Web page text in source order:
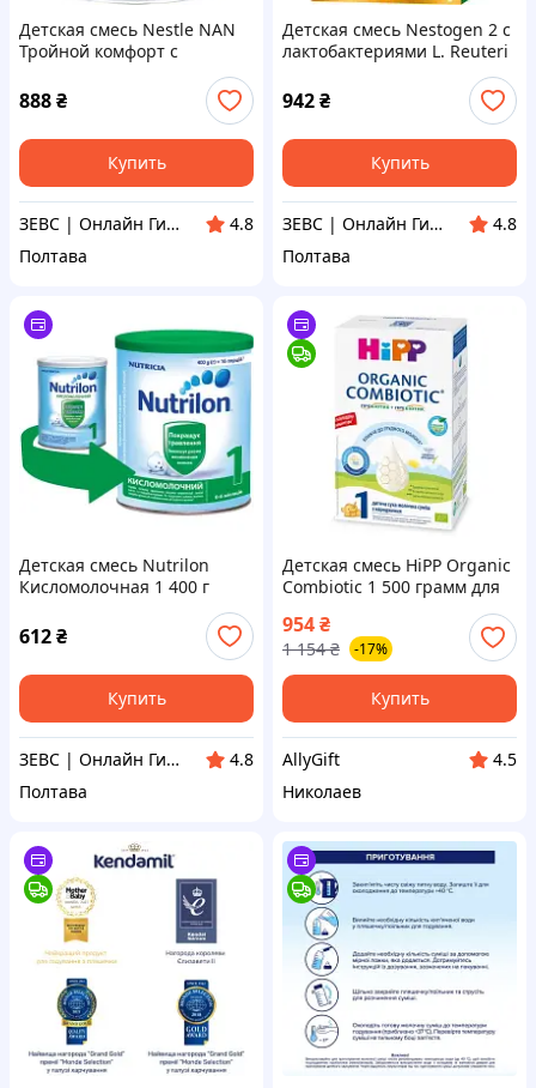
Детская смесь Nestle NAN
Тройной комфорт с
(7613035351462)
888₴
Купить
ЗЕВС | Онлайн Гипермаркет
4.8
Полтава
Детская смесь Nestogen 2 с
лактобактериями L. Reuteri
(7613287110046)
942₴
Купить
ЗЕВС | Онлайн Гипермаркет
4.8
Полтава
Детская смесь Nutrilon
Кисломолочная 1 400 г
612₴
Купить
ЗЕВС | Онлайн Гипермаркет
4.8
Полтава
Детская смесь HiPP Organic
Combiotic 1 500 грамм для
954₴
1 154 ₴ -17%
Купить
AllyGift
4.5
Николаев